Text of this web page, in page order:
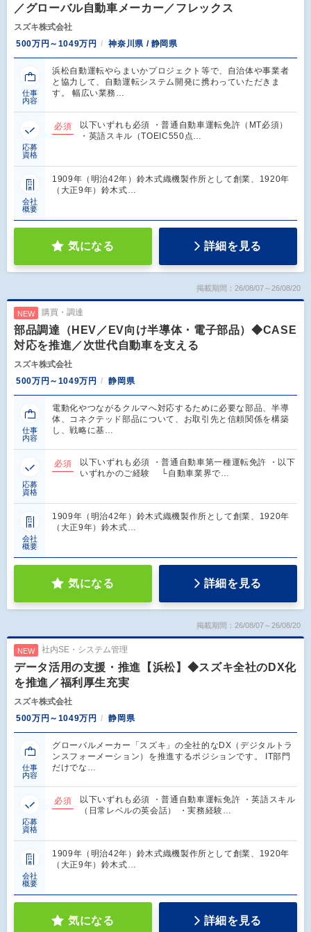
／グローバル自動車メーカー／フレックス
スズキ株式会社
500万円～1049万円
神奈川県 / 静岡県
仕事
内容
浜松自動運転やらまいかプロジェクト等で、自治体や事業者
と協力して、自動運転システム開発に携わっていただきま
す。 幅広い業務…
応募
資格
必須
以下いずれも必須 ・普通自動車運転免許（MT必須）
・英語スキル（TOEIC550点…
会社
概要
1909年（明治42年）鈴木式織機製作所として創業、1920年
（大正9年）鈴木式…
気になる 詳細を見る
掲載期間：26/08/07～26/08/20
NEW 購買・調達
部品調達（HEV／EV向け半導体・電子部品）◆CASE
対応を推進／次世代自動車を支える
スズキ株式会社
500万円～1049万円
静岡県
仕事
内容
電動化やつながるクルマへ対応するために必要な部品、半導
体、コネクテッド部品について、お取引先と信頼関係を構築
し、戦略に基…
応募
資格
必須
以下いずれも必須 ・普通自動車第一種運転免許 ・以下
いずれかのご経験 └自動車業界で…
会社
概要
1909年（明治42年）鈴木式織機製作所として創業、1920年
（大正9年）鈴木式…
気になる 詳細を見る
掲載期間：26/08/07～26/08/20
NEW 社内SE・システム管理
データ活用の支援・推進【浜松】◆スズキ全社のDX化
を推進／福利厚生充実
スズキ株式会社
500万円～1049万円
静岡県
仕事
内容
グローバルメーカー「スズキ」の全社的なDX（デジタルトラ
ンスフォーメーション）を推進するポジションです。 IT部門
だけでな…
応募
資格
必須
以下いずれも必須 ・普通自動車運転免許 ・英語スキル
（日常レベルの英会話） ・実務経験…
会社
概要
1909年（明治42年）鈴木式織機製作所として創業、1920年
（大正9年）鈴木式…
気になる 詳細を見る